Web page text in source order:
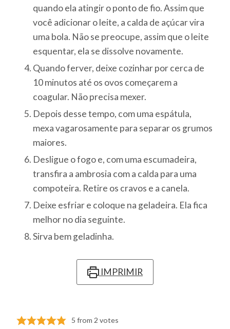
quando ela atingir o ponto de fio. Assim que
você adicionar o leite, a calda de açúcar vira
uma bola. Não se preocupe, assim que o leite
esquentar, ela se dissolve novamente.
Quando ferver, deixe cozinhar por cerca de
10 minutos até os ovos começarem a
coagular. Não precisa mexer.
Depois desse tempo, com uma espátula,
mexa vagarosamente para separar os grumos
maiores.
Desligue o fogo e, com uma escumadeira,
transfira a ambrosia com a calda para uma
compoteira. Retire os cravos e a canela.
Deixe esfriar e coloque na geladeira. Ela fica
melhor no dia seguinte.
Sirva bem geladinha.
IMPRIMIR
5 from 2 votes